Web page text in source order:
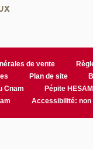
de vente
Plan de site
Cnam
Pépite
Accessibilité: non